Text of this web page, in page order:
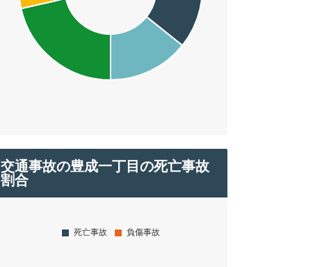
交通事故の豊成一丁目の死亡事故
割合